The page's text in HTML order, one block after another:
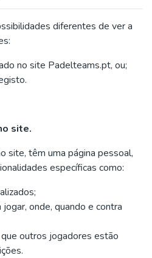
diferentes de ver a
no site Padelteams.pt, ou;
site.
site, têm uma página pessoal,
específicas como:
onde, quando e contra
outros jogadores estão